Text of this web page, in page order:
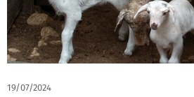
19/07/2024